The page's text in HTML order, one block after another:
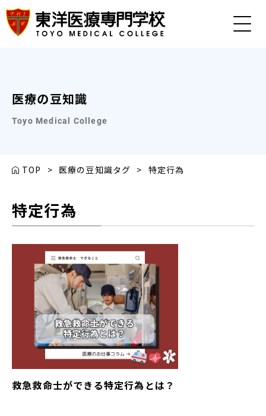
医療の豆知識
Toyo Medical College
TOP > 医療の豆知識タグ > 特定行為
特定行為
救急救命士ができる特定行為とは？